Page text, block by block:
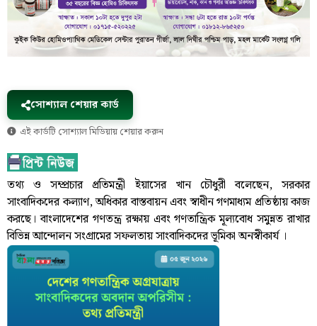
সোশ্যাল শেয়ার কার্ড
এই কার্ডটি সোশ্যাল মিডিয়ায় শেয়ার করুন
তথ্য ও সম্প্রচার প্রতিমন্ত্রী ইয়াসের খান চৌধুরী বলেছেন, সরকার
সাংবাদিকদের কল্যাণ, অধিকার বাস্তবায়ন এবং স্বাধীন গণমাধ্যম প্রতিষ্ঠায় কাজ
করছে। বাংলাদেশের গণতন্ত্র রক্ষায় এবং গণতান্ত্রিক মূল্যবোধ সমুন্নত রাখার
বিভিন্ন আন্দোলন সংগ্রামের সফলতায় সাংবাদিকদের ভূমিকা অনস্বীকার্য ।